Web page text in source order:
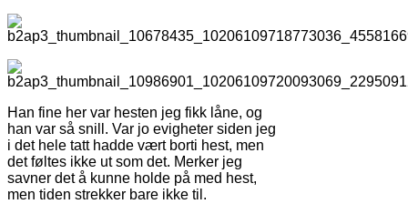
Han fine her var hesten jeg fikk låne, og
han var så snill. Var jo evigheter siden jeg
i det hele tatt hadde vært borti hest, men
det føltes ikke ut som det. Merker jeg
savner det å kunne holde på med hest,
men tiden strekker bare ikke til.